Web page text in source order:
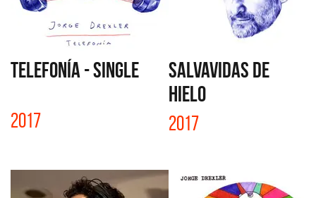
TELEFONÍA - SINGLE
2017
SALVAVIDAS DE
HIELO
2017